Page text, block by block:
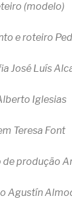
(modelo)
e roteiro
José Luís
Iglesias
Teresa Font
de produção
Agustín